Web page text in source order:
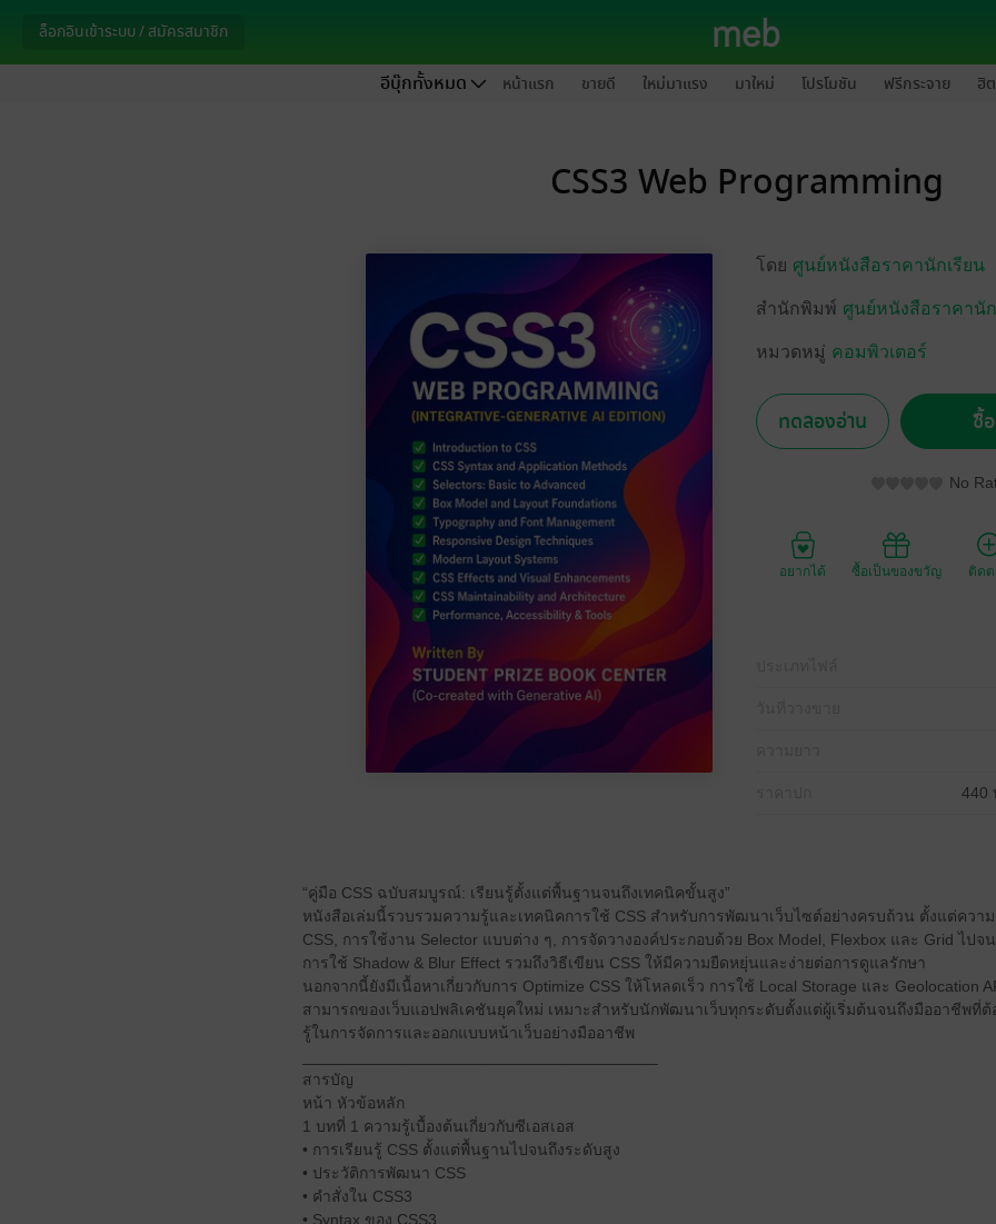
ล็อกอินเข้าระบบ / สมัครสมาชิก
อีบุ๊กทั้งหมด หน้าแรก ขายดี ใหม่มาแรง มาใหม่ โปรโมชัน ฟรีกระจาย ฮิ
CSS3 Web Programming
โดย ศูนย์หนังสือราคานักเรียน
สำนักพิมพ์ ศูนย์หนังสือราคานั
หมวดหมู่ คอมพิวเตอร์
ทดลองอ่าน ซื้
No
อยากได้ ซื้อเป็นของขวัญ ติด
440
“คู่มือ CSS ฉบับสมบูรณ์: เรียนรู้ตั้งแต่พื้นฐานจนถึงเทคนิคขั้นสูง”
หนังสือเล่มนี้รวบรวมความรู้และเทคนิคการใช้ CSS สำหรับการพัฒนาเว็บไซต์อย่างครบถ้วน ตั้งแต่ความ
CSS, การใช้งาน Selector แบบต่าง ๆ, การจัดวางองค์ประกอบด้วย Box Model, Flexbox และ Grid ไปจ
การใช้ Shadow & Blur Effect รวมถึงวิธีเขียน CSS ให้มีความยืดหยุ่นและง่ายต่อการดูแลรักษา
นอกจากนี้ยังมีเนื้อหาเกี่ยวกับการ Optimize CSS ให้โหลดเร็ว การใช้ Local Storage และ Geolocation
สามารถของเว็บแอปพลิเคชันยุคใหม่ เหมาะสำหรับนักพัฒนาเว็บทุกระดับตั้งแต่ผู้เริ่มต้นจนถึงมืออาชีพที่
รู้ในการจัดการและออกแบบหน้าเว็บอย่างมืออาชีพ
สารบัญ
หน้า หัวข้อหลัก
1 บทที่ 1 ความรู้เบื้องต้นเกี่ยวกับซีเอสเอส
• การเรียนรู้ CSS ตั้งแต่พื้นฐานไปจนถึงระดับสูง
• ประวัติการพัฒนา CSS
• คำสั่งใน CSS3
• Syntax ของ CSS3